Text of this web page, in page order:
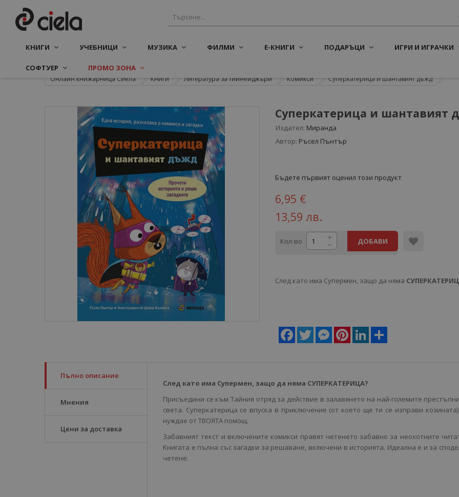
КНИГИ УЧЕБНИЦИ МУЗИКА ФИЛМИ Е-КНИГИ ПОДАРЪЦИ ИГРИ И ИГРАЧКИ
СОФТУЕР ПРОМО ЗОНА
Онлайн книжарница Сиела Книги Литература за тийнейджъри Комикси Суперкатерица и шантавият дъжд
Суперкатерица и шантавият
Издател: Миранда
Автор: Ръсел Пънтър
Бъдете първият оценил този продукт
6,95 €
13,59 лв.
Кол-во ДОБАВИ
След като има Супермен, защо да няма
Facebook
Twitter MessengerPinterestLinkedIn
Пълно описание
Мнения
Цени за доставка
След като има Супермен, защо да няма СУПЕРКАТЕРИЦА?
Присъедини се към Тайния отряд за действие в залавянето на най-големите
света. Суперкатерица се впуска в приключение (от което ще ти се изправи
нуждае от ТВОЯТА помощ.
Забавният текст и включените комикси правят четенето забавно за неохотните
Книгата е пълна със загадки за решаване, включени в историята. Идеална е и за
четене.